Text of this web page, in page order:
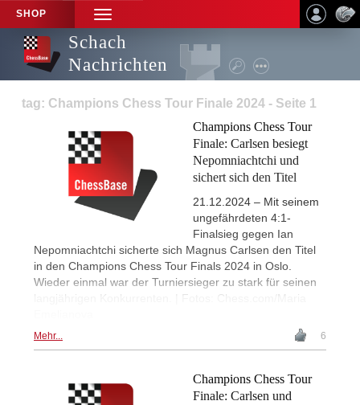
SHOP
TOGGLE
NAVIGATION
Schach
Nachrichten
tag: Champions Chess Tour Finale 2024 - Seite 1
Champions Chess Tour
Finale: Carlsen besiegt
Nepomniachtchi und
sichert sich den Titel
21.12.2024 – Mit seinem
ungefährdeten 4:1-
Finalsieg gegen Ian
Nepomniachtchi sicherte sich Magnus Carlsen den Titel
in den Champions Chess Tour Finals 2024 in Oslo.
Wieder einmal war der Turniersieger zu stark für seinen
langjährigen Konkurrenten. | Fotos: Chess.com/Maria
Mehr... 6
Champions Chess Tour
Finale: Carlsen und